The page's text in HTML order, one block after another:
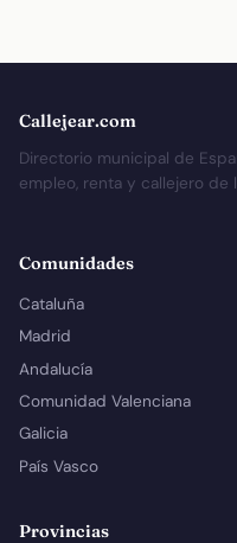
Callejear.com
Directorio municipal de
empleo, renta y callejero de
Comunidades
Cataluña
Madrid
Andalucía
Comunidad Valenciana
Galicia
País Vasco
Provincias